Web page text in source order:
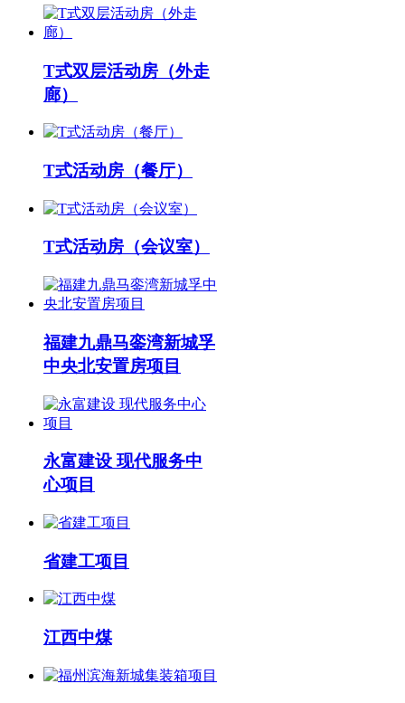
T式双层活动房（外走
廊）
T式活动房（餐厅）
T式活动房（会议室）
福建九鼎马銮湾新城孚
中央北安置房项目
永富建设 现代服务中
心项目
省建工项目
江西中煤